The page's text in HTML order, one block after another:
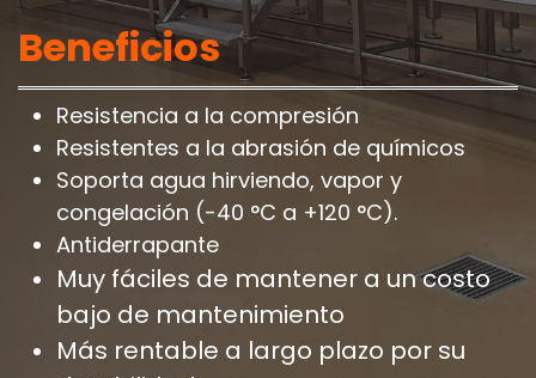
Beneficios
Resistencia a la compresión
Resistentes a la abrasión de químicos
Soporta agua hirviendo, vapor y
congelación (-40 °C a +120 °C).
Antiderrapante
Muy fáciles de mantener a un costo
bajo de mantenimiento
Más rentable a largo plazo por su